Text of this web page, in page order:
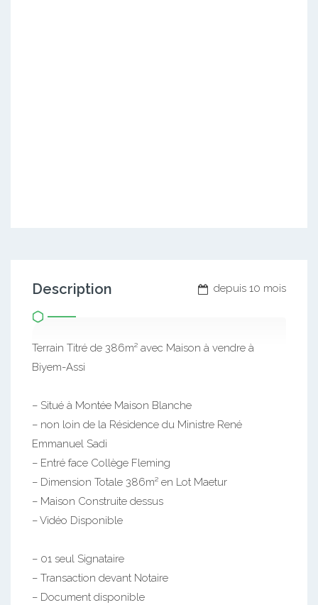
depuis 10 mois
Description
Terrain Titré de 386m² avec Maison à vendre à
Biyem-Assi
– Situé à Montée Maison Blanche
– non loin de la Résidence du Ministre René
Emmanuel Sadi
– Entré face Collège Fleming
– Dimension Totale 386m² en Lot Maetur
– Maison Construite dessus
– Vidéo Disponible
– 01 seul Signataire
– Transaction devant Notaire
– Document disponible